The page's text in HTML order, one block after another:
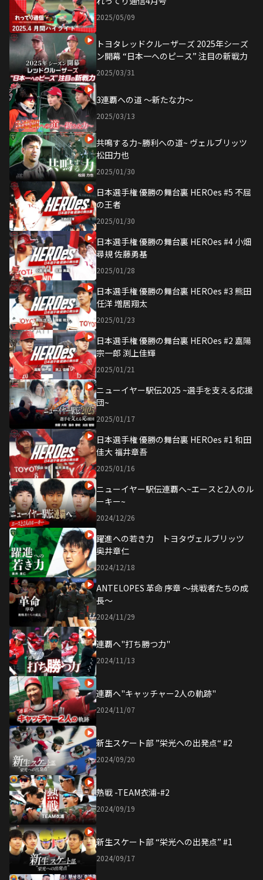
2025/05/09
トヨタレッドクルーザーズ 2025年シーズ
ン開幕 “日本一へのピース” 注目の新戦力
2025/03/31
3連覇への道 〜新たな力〜
2025/03/13
共鳴する力~勝利への道~ ヴェルブリッツ
松田力也
2025/01/30
日本選手権 優勝の舞台裏 HEROes #5 不屈
の王者
2025/01/30
日本選手権 優勝の舞台裏 HEROes #4 小畑
尋規 佐藤勇基
2025/01/28
日本選手権 優勝の舞台裏 HEROes #3 熊田
任洋 増居翔太
2025/01/23
日本選手権 優勝の舞台裏 HEROes #2 嘉陽
宗一郎 渕上佳輝
2025/01/21
ニューイヤー駅伝2025 ~選手を支える応援
団~
2025/01/17
日本選手権 優勝の舞台裏 HEROes #1 和田
佳大 福井章吾
2025/01/16
ニューイヤー駅伝連覇へ~エースと2人のル
ーキー~
2024/12/26
躍進への若き力 トヨタヴェルブリッツ
奥井章仁
2024/12/18
ANTELOPES 革命 序章 〜挑戦者たちの成
長〜
2024/11/29
連覇へ"打ち勝つ力"
2024/11/13
連覇へ"キャッチャー2人の軌跡"
2024/11/07
新生スケート部 ”栄光への出発点“ #2
2024/09/20
熱戦 -TEAM衣浦-#2
2024/09/19
新生スケート部 “栄光への出発点” #1
2024/09/17